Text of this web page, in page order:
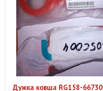
Дужка ковша RG158-66730